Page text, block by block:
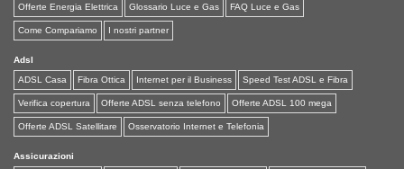
Offerte Energia Elettrica Glossario Luce e Gas FAQ Luce e Gas
Come Compariamo I nostri partner
Adsl
ADSL Casa
Fibra Ottica Internet per il Business Speed Test ADSL e Fibra
Verifica copertura Offerte ADSL senza telefono Offerte ADSL 100 mega
Offerte ADSL Satellitare Osservatorio Internet e Telefonia
Assicurazioni